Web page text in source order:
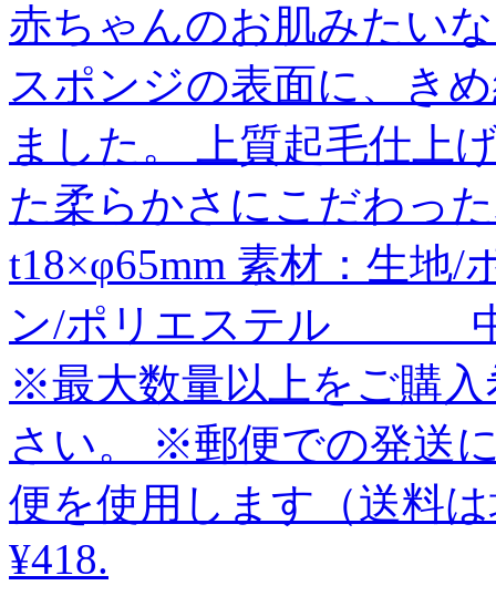
赤ちゃんのお肌みたい
スポンジの表面に、き
ました。 上質起毛仕上
た柔らかさにこだわっ
t18×φ65mm 素材：生
ン/ポリエステル
※最大数量以上をご購
さい。 ※郵便での発送
便を使用します（送料
¥418.